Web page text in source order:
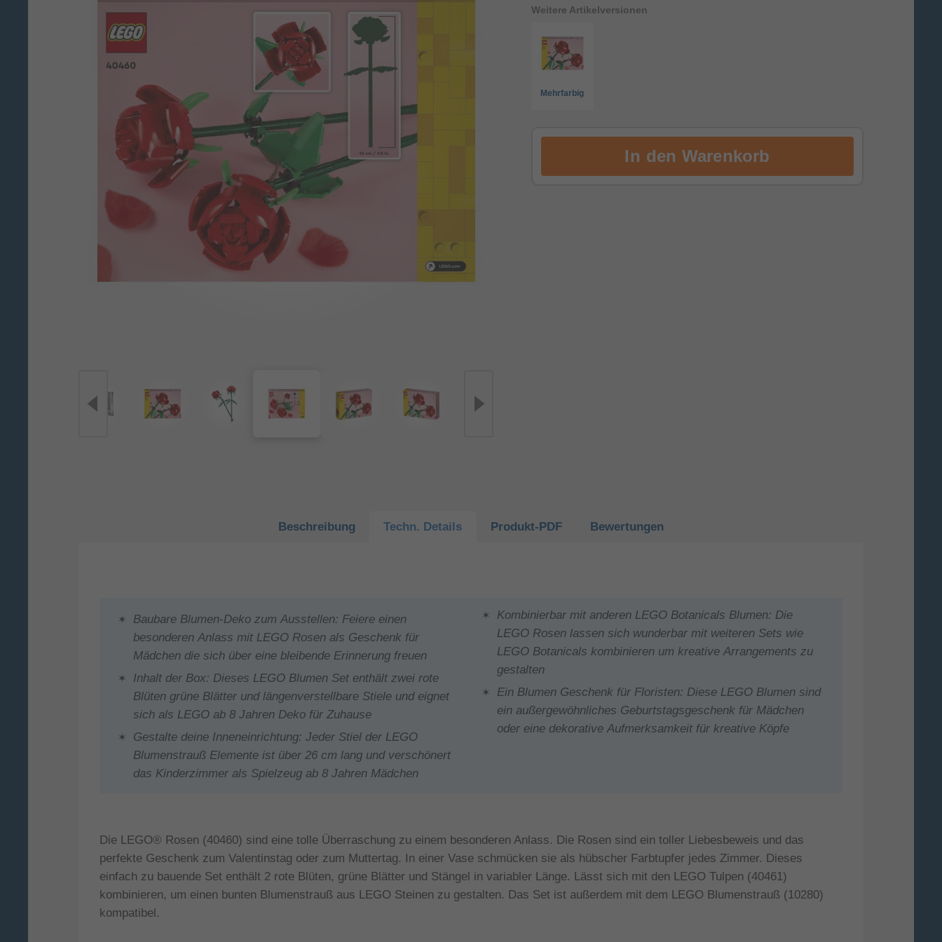
Weitere Artikelversionen
Mehrfarbig
Beschreibung Techn. Details Produkt-PDF Bewertungen
Baubare Blumen-Deko zum Ausstellen: Feiere einen
besonderen Anlass mit LEGO Rosen als Geschenk für
Mädchen die sich über eine bleibende Erinnerung freuen
Inhalt der Box: Dieses LEGO Blumen Set enthält zwei rote
Blüten grüne Blätter und längenverstellbare Stiele und eignet
sich als LEGO ab 8 Jahren Deko für Zuhause
Gestalte deine Inneneinrichtung: Jeder Stiel der LEGO
Blumenstrauß Elemente ist über 26 cm lang und verschönert
das Kinderzimmer als Spielzeug ab 8 Jahren Mädchen
Kombinierbar mit anderen LEGO Botanicals Blumen: Die
LEGO Rosen lassen sich wunderbar mit weiteren Sets wie
LEGO Botanicals kombinieren um kreative Arrangements zu
gestalten
Ein Blumen Geschenk für Floristen: Diese LEGO Blumen sind
ein außergewöhnliches Geburtstagsgeschenk für Mädchen
oder eine dekorative Aufmerksamkeit für kreative Köpfe
Die LEGO® Rosen (40460) sind eine tolle Überraschung zu einem besonderen Anlass. Die Rosen sind ein toller Liebesbeweis und das
perfekte Geschenk zum Valentinstag oder zum Muttertag. In einer Vase schmücken sie als hübscher Farbtupfer jedes Zimmer. Dieses
einfach zu bauende Set enthält 2 rote Blüten, grüne Blätter und Stängel in variabler Länge. Lässt sich mit den LEGO Tulpen (40461)
kombinieren, um einen bunten Blumenstrauß aus LEGO Steinen zu gestalten. Das Set ist außerdem mit dem LEGO Blumenstrauß (10280)
kompatibel.